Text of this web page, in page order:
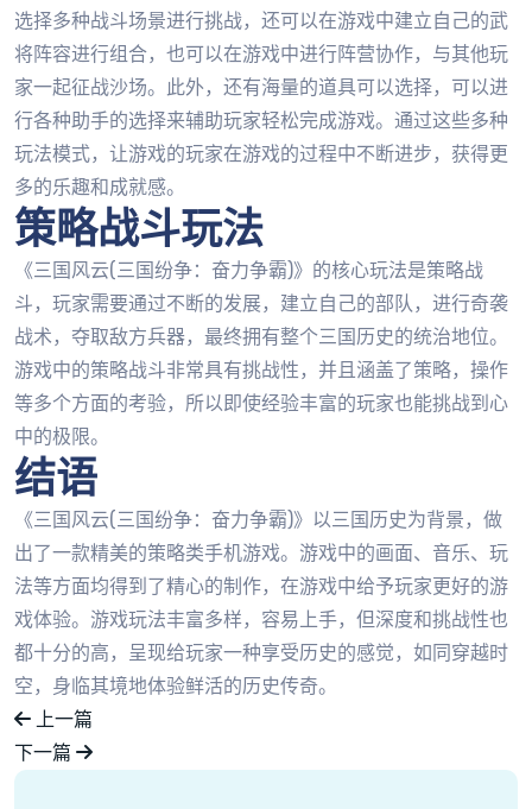
选择多种战斗场景进行挑战，还可以在游戏中建立自己的武
将阵容进行组合，也可以在游戏中进行阵营协作，与其他玩
家一起征战沙场。此外，还有海量的道具可以选择，可以进
行各种助手的选择来辅助玩家轻松完成游戏。通过这些多种
玩法模式，让游戏的玩家在游戏的过程中不断进步，获得更
多的乐趣和成就感。
策略战斗玩法
《三国风云(三国纷争：奋力争霸)》的核心玩法是策略战
斗，玩家需要通过不断的发展，建立自己的部队，进行奇袭
战术，夺取敌方兵器，最终拥有整个三国历史的统治地位。
游戏中的策略战斗非常具有挑战性，并且涵盖了策略，操作
等多个方面的考验，所以即使经验丰富的玩家也能挑战到心
中的极限。
结语
《三国风云(三国纷争：奋力争霸)》以三国历史为背景，做
出了一款精美的策略类手机游戏。游戏中的画面、音乐、玩
法等方面均得到了精心的制作，在游戏中给予玩家更好的游
戏体验。游戏玩法丰富多样，容易上手，但深度和挑战性也
都十分的高，呈现给玩家一种享受历史的感觉，如同穿越时
空，身临其境地体验鲜活的历史传奇。
上一篇
下一篇